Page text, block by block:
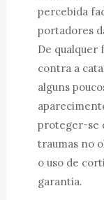
percebida
portadores
De qualquer
contra a
alguns
proteger-se
traumas no
o uso de
garantia.